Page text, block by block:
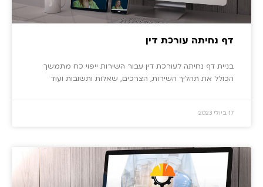
דף נחיתה עורכת דין
בניית דף נחיתה לעורכת דין עבור השירות ייפוי כח מתמשך
הכולל את תהליך השירות, הצרכים, שאלות ותשובות ועוד
17 ביולי 2023